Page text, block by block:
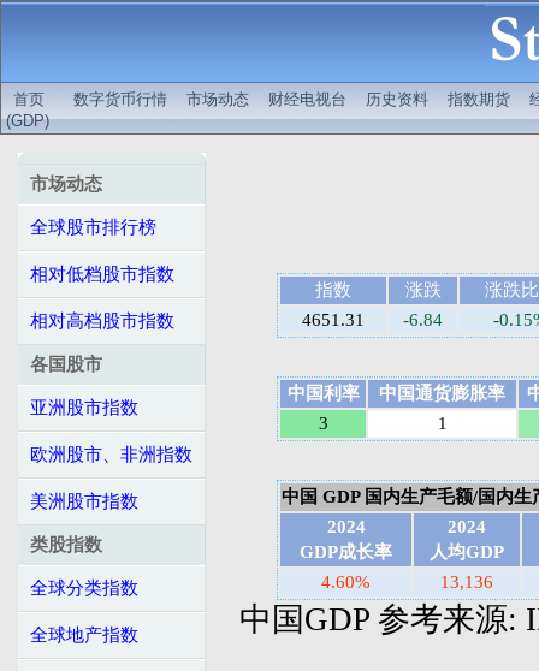
首页 数字货币行情 市场动态 财经电视台 历史资料 指数期货
(GDP)
市场动态
全球股市排行榜
相对低档股市指数
相对高档股市指数
各国股市
亚洲股市指数
欧洲股市、非洲指数
美洲股市指数
类股指数
全球分类指数
全球地产指数
指数 涨跌
涨跌
4651.31
-6.84 -
中国利率 中国通货膨胀率
3
1
中国 GDP 国内生产毛额/国内
2024
GDP成长率
2024
人均GDP
4.60%
13,136
中国GDP 参考来源: